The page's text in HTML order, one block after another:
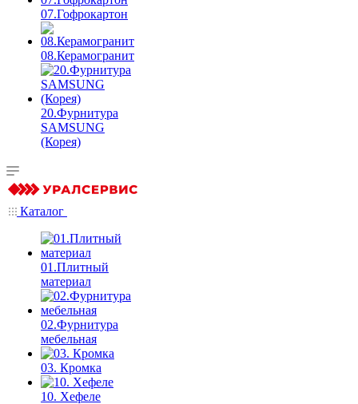
07.Гофрокартон
08.Керамогранит
20.Фурнитура
SAMSUNG
(Корея)
Каталог
01.Плитный
материал
02.Фурнитура
мебельная
03. Кромка
10. Хефеле